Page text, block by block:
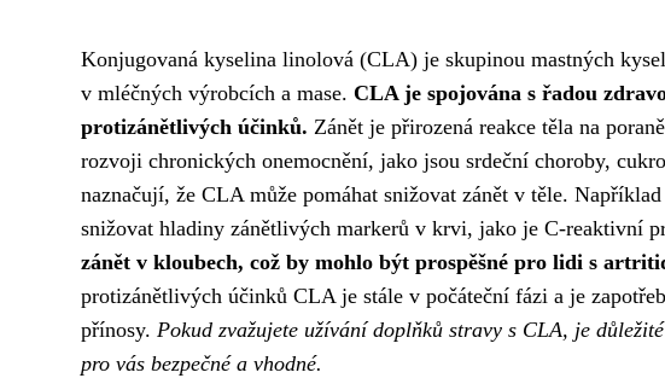
Konjugovaná kyselina linolová (CLA) je skupinou mastných
v mléčných výrobcích a mase. CLA je spojována s řadou
protizánětlivých účinků. Zánět je přirozená reakce těla na
rozvoji chronických onemocnění, jako jsou srdeční choroby,
naznačují, že CLA může pomáhat snižovat zánět v těle.
snižovat hladiny zánětlivých markerů v krvi, jako je C-reaktivní
zánět v kloubech, což by mohlo být prospěšné pro lidi s
protizánětlivých účinků CLA je stále v počáteční fázi a je
přínosy. Pokud zvažujete užívání doplňků stravy s CLA, je
pro vás bezpečné a vhodné.